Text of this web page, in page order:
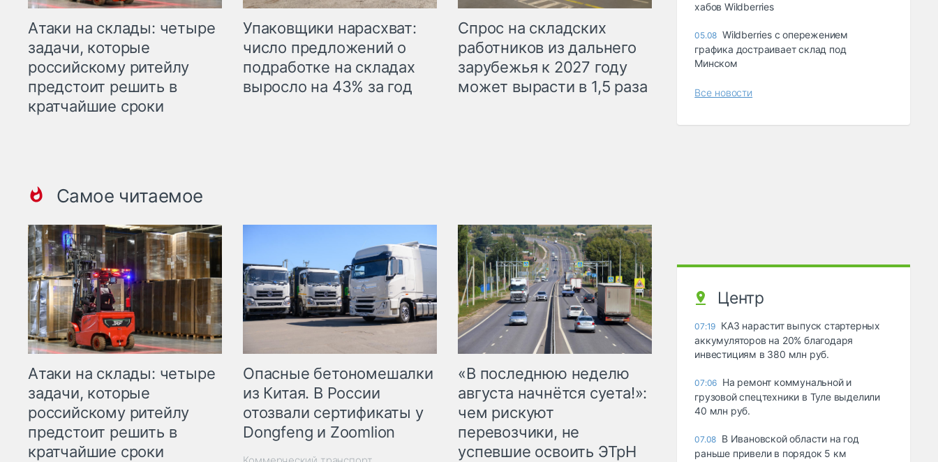
Атаки на склады: четыре
задачи, которые
российскому ритейлу
предстоит решить в
кратчайшие сроки
Упаковщики нарасхват:
число предложений о
подработке на складах
выросло на 43% за год
Спрос на складских
работников из дальнего
зарубежья к 2027 году
может вырасти в 1,5 раза
Самое читаемое
Атаки на склады: четыре
задачи, которые
российскому ритейлу
предстоит решить в
кратчайшие сроки
Опасные бетономешалки
из Китая. В России
отозвали сертификаты у
Dongfeng и Zoomlion
«В последнюю неделю
августа начнётся суета!»:
чем рискуют
перевозчики, не
успевшие освоить ЭТрН
хабов Wildberries
05.08 Wildberries с опережением
графика достраивает склад под
Минском
Все новости
Центр
07:19 КАЗ нарастит выпуск стартерных
аккумуляторов на 20% благодаря
инвестициям в 380 млн руб.
07:06 На ремонт коммунальной и
грузовой спецтехники в Туле выделили
40 млн руб.
07.08 В Ивановской области на год
раньше привели в порядок 5 км